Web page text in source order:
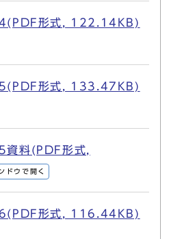
形式, 122.14KB)
形式, 133.47KB)
料(PDF形式,
ドウで開く
形式, 116.44KB)